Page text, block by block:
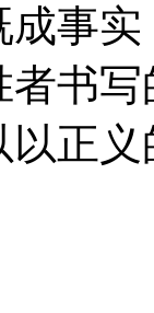
事
书
正